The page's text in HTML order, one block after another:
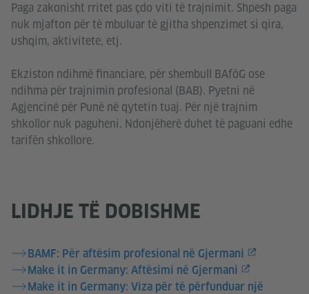
Paga zakonisht rritet pas çdo viti të trajnimit. Shpesh paga
nuk mjafton për të mbuluar të gjitha shpenzimet si qira,
ushqim, aktivitete, etj.
Ekziston ndihmë financiare, për shembull BAföG ose
ndihma për trajnimin profesional (BAB). Pyetni në
Agjencinë për Punë në qytetin tuaj. Për një trajnim
shkollor nuk paguheni. Ndonjëherë duhet të paguani edhe
tarifën shkollore.
LIDHJE TË DOBISHME
BAMF: Për aftësim profesional në Gjermani
Make it in Germany: Aftësimi në Gjermani
Make it in Germany: Viza për të përfunduar një